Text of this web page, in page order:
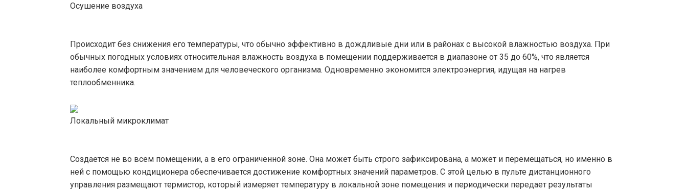
Осушение воздуха
Происходит без снижения его температуры, что обычно эффективно в дождливые дни или в районах с высокой влажностью воздуха. При
обычных погодных условиях относительная влажность воздуха в помещении поддерживается в диапазоне от 35 до 60%, что является
наиболее комфортным значением для человеческого организма. Одновременно экономится электроэнергия, идущая на нагрев
теплообменника.
Локальный микроклимат
Создается не во всем помещении, а в его ограниченной зоне. Она может быть строго зафиксирована, а может и перемещаться, но именно в
ней с помощью кондиционера обеспечивается достижение комфортных значений параметров. С этой целью в пульте дистанционного
управления размещают термистор, который измеряет температуру в локальной зоне помещения и периодически передает результаты